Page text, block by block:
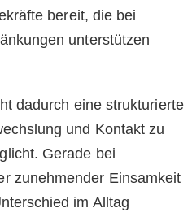
bereit, die bei
unterstützen
dadurch eine strukturierte
und Kontakt zu
Gerade bei
zunehmender Einsamkeit
im Alltag